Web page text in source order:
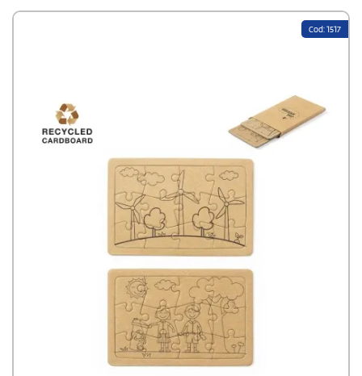
Cod: 1517